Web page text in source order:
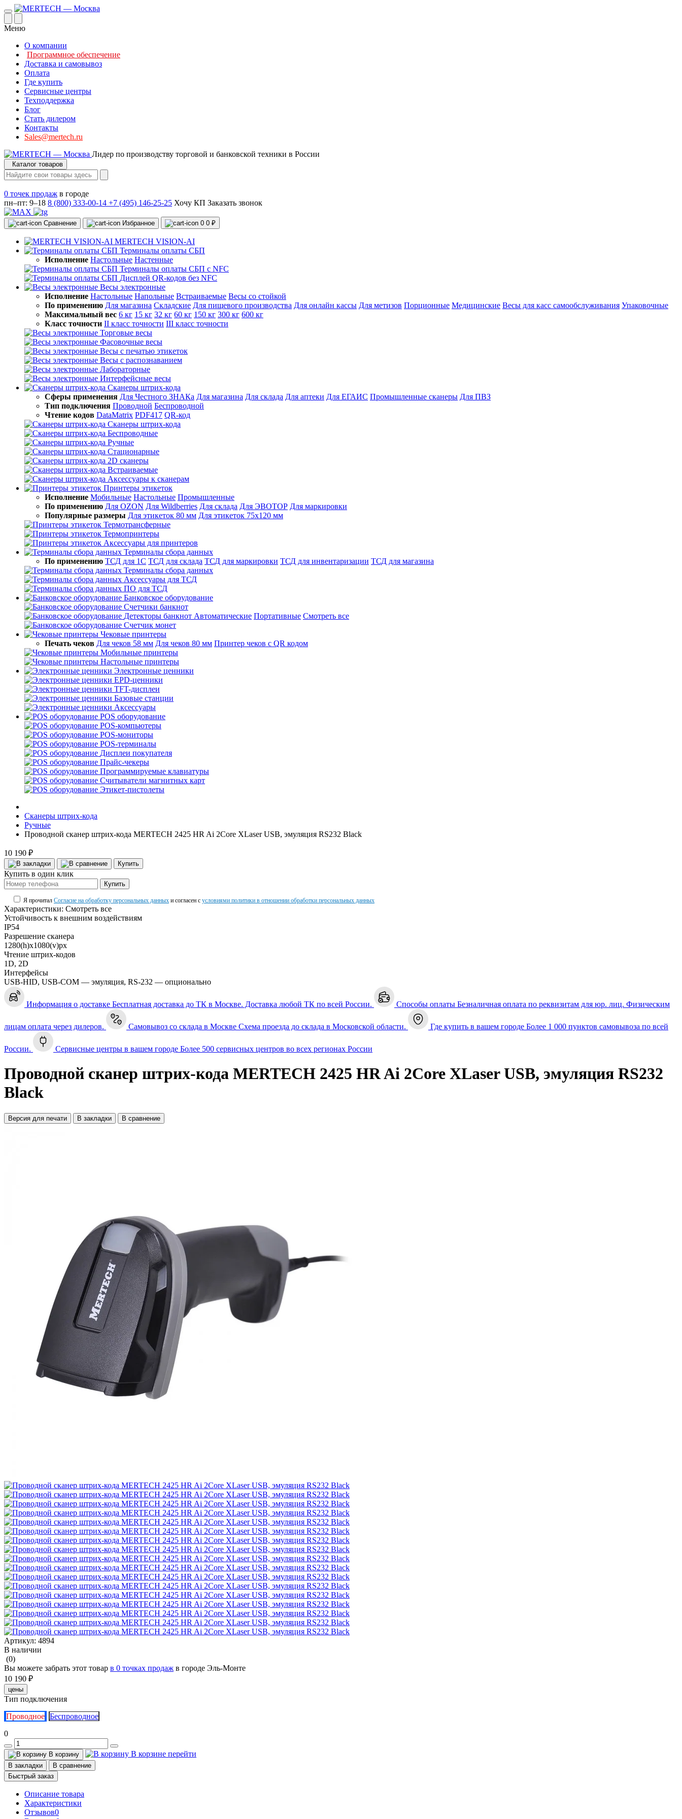
Меню
О компании
Программное обеспечение
Доставка и самовывоз
Оплата
Где купить
Сервисные центры
Техподдержка
Блог
Стать дилером
Контакты
Sales@mertech.ru
Лидер по производству торговой и банковской техники в России
Каталог товаров
0 точек продаж в городе
пн–пт: 9–18 8 (800) 333-00-14 +7 (495) 146-25-25 Хочу КП Заказать звонок
Сравнение Избранное 0 0 ₽
MERTECH VISION-AI
Терминалы оплаты СБП
Исполнение Настольные Настенные
Терминалы оплаты СБП с NFC
Дисплей QR-кодов без NFC
Весы электронные
Исполнение Настольные Напольные Встраиваемые Весы со стойкой
По применению Для магазина Складские Для пищевого производства Для онлайн кассы Для метизов Порционные Медицинские Весы для касс самообслуживания Упаковочные
Максимальный вес 6 кг 15 кг 32 кг 60 кг 150 кг 300 кг 600 кг
Класс точности II класс точности III класс точности
Торговые весы
Фасовочные весы
Весы с печатью этикеток
Весы с распознаванием
Лабораторные
Интерфейсные весы
Сканеры штрих-кода
Сферы применения Для Честного ЗНАКа Для магазина Для склада Для аптеки Для ЕГАИС Промышленные сканеры Для ПВЗ
Тип подключения Проводной Беспроводной
Чтение кодов DataMatrix PDF417 QR-код
Сканеры штрих-кода
Беспроводные
Ручные
Стационарные
2D сканеры
Встраиваемые
Аксессуары к сканерам
Принтеры этикеток
Исполнение Мобильные Настольные Промышленные
По применению Для OZON Для Wildberries Для склада Для ЭВОТОР Для маркировки
Популярные размеры Для этикеток 80 мм Для этикеток 75х120 мм
Термотрансферные
Термопринтеры
Аксессуары для принтеров
Терминалы сбора данных
По применению ТСД для 1С ТСД для склада ТСД для маркировки ТСД для инвентаризации ТСД для магазина
Терминалы сбора данных
Аксессуары для ТСД
ПО для ТСД
Банковское оборудование
Счетчики банкнот
Детекторы банкнот Автоматические Портативные Смотреть все
Счетчик монет
Чековые принтеры
Печать чеков Для чеков 58 мм Для чеков 80 мм Принтер чеков с QR кодом
Мобильные принтеры
Настольные принтеры
Электронные ценники
EPD-ценники
TFT-дисплеи
Базовые станции
Аксессуары
POS оборудование
POS-компьютеры
POS-мониторы
POS-терминалы
Дисплеи покупателя
Прайс-чекеры
Программируемые клавиатуры
Считыватели магнитных карт
Этикет-пистолеты
Сканеры штрих-кода
Ручные
Проводной сканер штрих-кода MERTECH 2425 HR Ai 2Core XLaser USB, эмуляция RS232 Black
10 190 ₽
Купить
Купить в один клик
Купить
Я прочитал Согласие на обработку персональных данных и согласен с условиями политики в отношении обработки персональных данных
Характеристики: Смотреть все
Устойчивость к внешним воздействиям
IP54
Разрешение сканера
1280(h)х1080(v)px
Чтение штрих-кодов
1D, 2D
Интерфейсы
USB-HID, USB-COM — эмуляция, RS-232 — опционально
Информация о доставке Бесплатная доставка до ТК в Москве. Доставка любой ТК по всей России. Способы оплаты Безналичная оплата по реквизитам для юр. лиц. Физическим
лицам оплата через дилеров. Самовывоз со склада в Москве Схема проезда до склада в Московской области. Где купить в вашем городе Более 1 000 пунктов самовывоза по всей
России. Сервисные центры в вашем городе Более 500 сервисных центров во всех регионах России
Проводной сканер штрих-кода MERTECH 2425 HR Ai 2Core XLaser USB, эмуляция RS232
Black
Версия для печати В закладки В сравнение
Артикул: 4894
В наличии
(0)
Вы можете забрать этот товар в 0 точках продаж в городе Эль-Монте
10 190 ₽
цены
Тип подключения
Проводное Беспроводное
0
В корзину В корзине перейти
В закладки
В сравнение
Быстрый заказ
Описание товара
Характеристики
Отзывов0